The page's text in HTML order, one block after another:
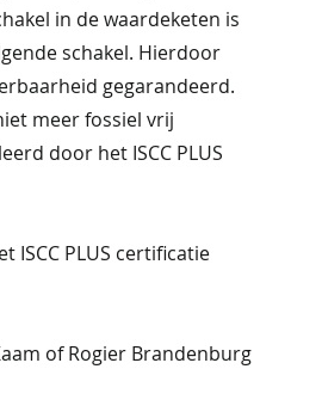
in de waardeketen is
schakel. Hierdoor
gegarandeerd.
meer fossiel vrij
door het ISCC PLUS
ISCC PLUS certificatie
of Rogier Brandenburg